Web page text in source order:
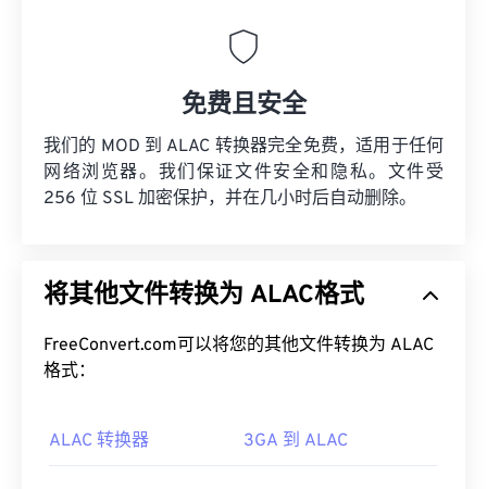
免费且安全
我们的 MOD 到 ALAC 转换器完全免费，适用于任何
网络浏览器。我们保证文件安全和隐私。文件受
256 位 SSL 加密保护，并在几小时后自动删除。
将其他文件转换为 ALAC格式
FreeConvert.com可以将您的其他文件转换为 ALAC
格式：
ALAC 转换器 3GA 到 ALAC